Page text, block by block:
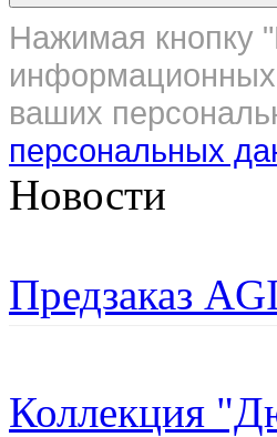
Нажимая кнопку
информационных
ваших
персональных
Новости
Предзаказ
Коллекция